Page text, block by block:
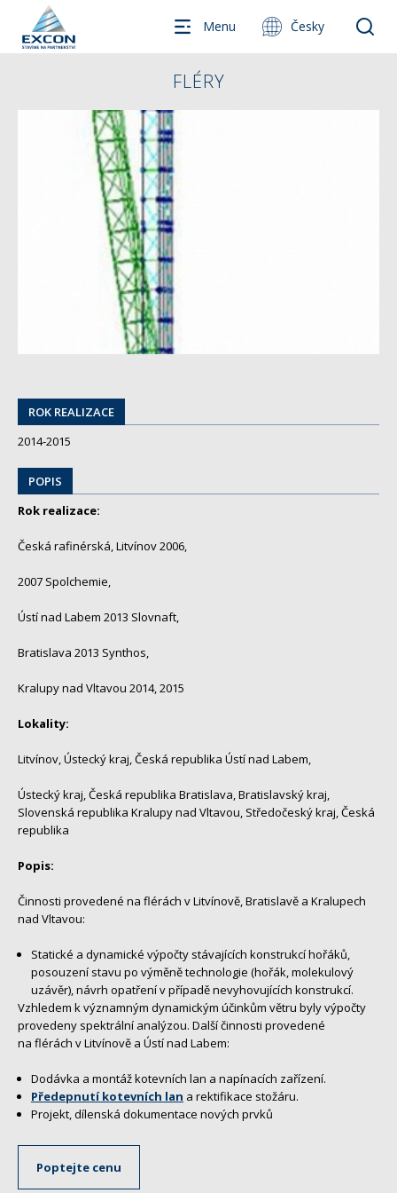
Menu Česky
FLÉRY
ROK REALIZACE
2014-2015
POPIS
Rok realizace:
Česká rafinérská, Litvínov 2006,
2007 Spolchemie,
Ústí nad Labem 2013 Slovnaft,
Bratislava 2013 Synthos,
Kralupy nad Vltavou 2014, 2015
Lokality:
Litvínov, Ústecký kraj, Česká republika Ústí nad Labem,
Ústecký kraj, Česká republika Bratislava, Bratislavský kraj,
Slovenská republika Kralupy nad Vltavou, Středočeský kraj, Česká
republika
Popis:
Činnosti provedené na flérách v Litvínově, Bratislavě a Kralupech
nad Vltavou:
Statické a dynamické výpočty stávajících konstrukcí hořáků,
posouzení stavu po výměně technologie (hořák, molekulový
uzávěr), návrh opatření v případě nevyhovujících konstrukcí.
Vzhledem k významným dynamickým účinkům větru byly výpočty
provedeny spektrální analýzou. Další činnosti provedené
na flérách v Litvínově a Ústí nad Labem:
Dodávka a montáž kotevních lan a napínacích zařízení.
Předepnutí kotevních lan a rektifikace stožáru.
Projekt, dílenská dokumentace nových prvků
Poptejte cenu